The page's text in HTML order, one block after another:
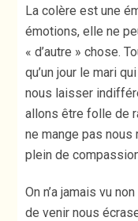
La colère est une
émotions, elle ne
« d’autre » chose.
qu’un jour le mari
nous laisser
allons être folle de
ne mange pas nous
plein de
On n’a jamais vu
de venir nous